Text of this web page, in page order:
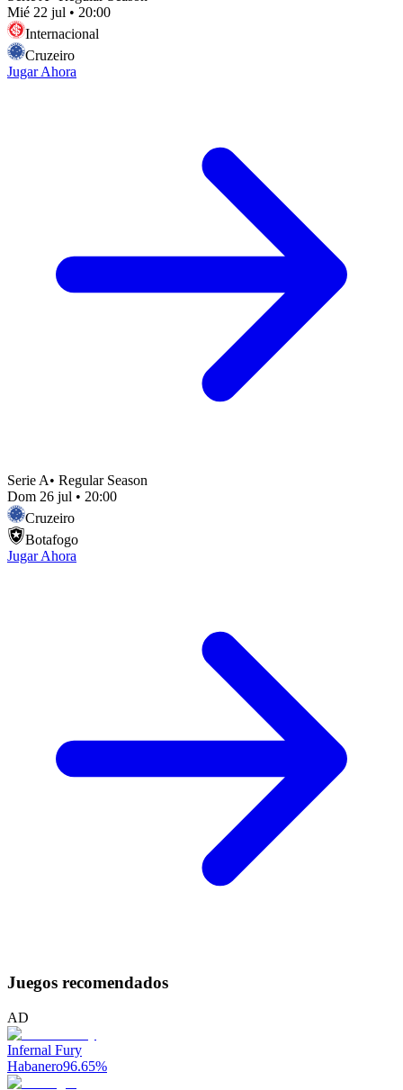
Mié 22 jul • 20:00
Internacional
Cruzeiro
Jugar Ahora
Serie A• Regular Season
Dom 26 jul • 20:00
Cruzeiro
Botafogo
Jugar Ahora
Juegos recomendados
AD
Infernal Fury
Habanero96.65%